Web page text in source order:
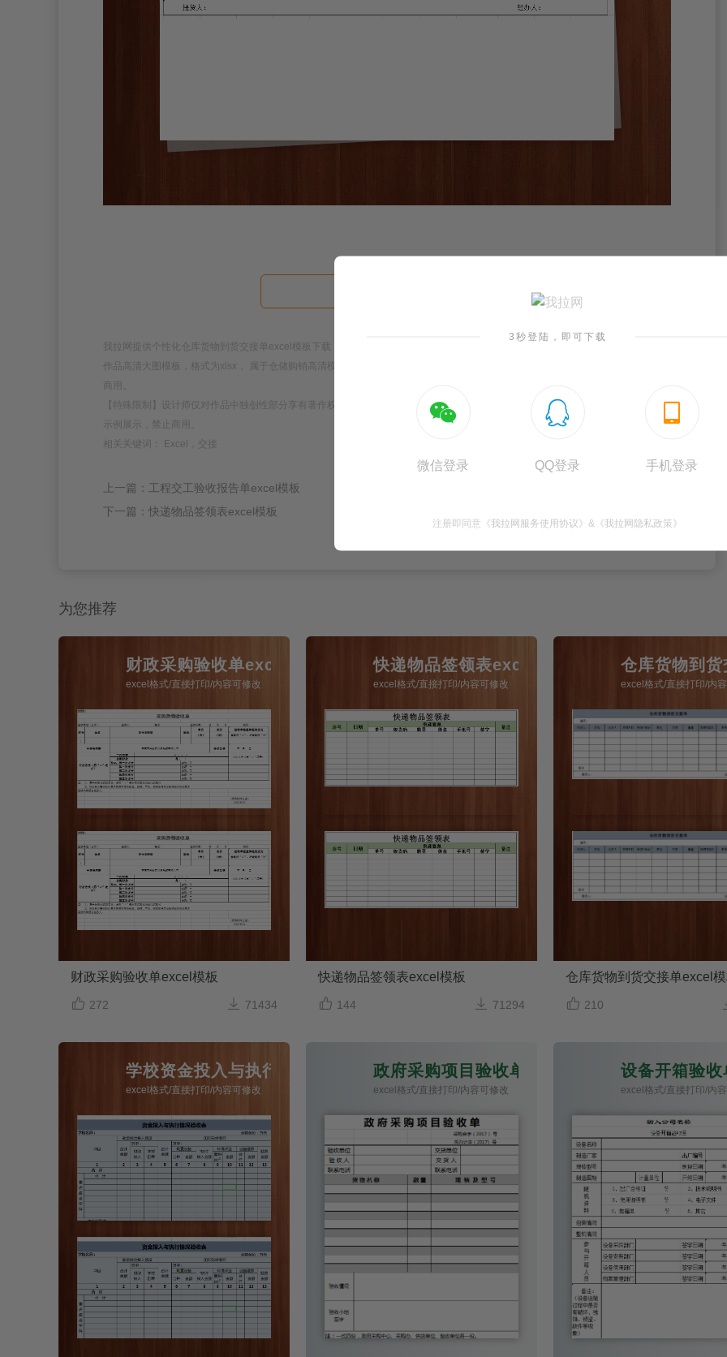
我拉网提供个性化仓库货物到货交接单excel模板下载，模板编号为2081301，大小为9.45KB， 作品在2020-06-05上传到我拉网，
作品高清大图模板，格式为xlsx， 属于仓储购销高清模板，作品模板源文件下载后可用编辑替换，模板中如有人物画像仅供参考禁止
【特殊限制】设计师仅对作品中独创性部分享有著作权，对作品中含有的国旗、国徽等政治图案不享有权利，仅作为作品整体效果的
示例展示，禁止商用。
相关关键词： Excel，交接
上一篇：工程交工验收报告单excel模板
下一篇：快递物品签领表excel模板
为您推荐
财政采购验收单excel模板
excel格式/直接打印/内容可修改
财政采购验收单excel模板
 272  71434
快递物品签领表excel模板
excel格式/直接打印/内容可修改
快递物品签领表excel模板
 144  71294
仓库货物到
excel格式/直接打印/内
仓库货物到货交接单excel
 210
学校资金投入与执行情况验收表excel模板
excel格式/直接打印/内容可修改
政府采购项目验收单excel模板
excel格式/直接打印/内容可修改
设备开箱验
excel格式/直接打印/内
3秒登陆，即可下载

微信登录

QQ登录

手机登录
注册即同意 《我拉网服务使用协议》 & 《我拉网隐私政策》